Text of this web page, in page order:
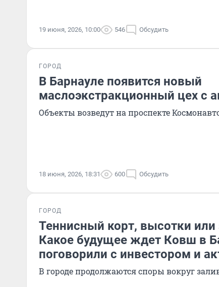
19 июня, 2026, 10:00 546 Обсудить
ГОРОД
В Барнауле появится новый
маслоэкстракционный цех с
Объекты возведут на проспекте
18 июня, 2026, 18:31 600 Обсудить
ГОРОД
Теннисный корт, высотки или
Какое будущее ждет Ковш в
поговорили с инвестором и
В городе продолжаются споры вокруг